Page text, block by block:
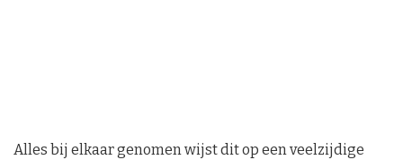
Alles bij elkaar genomen wijst dit op een veelzijdige